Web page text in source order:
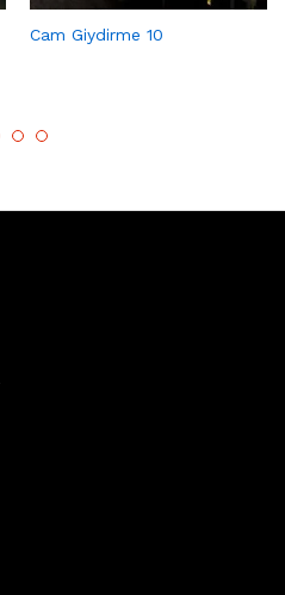
Cam Giydirme 10